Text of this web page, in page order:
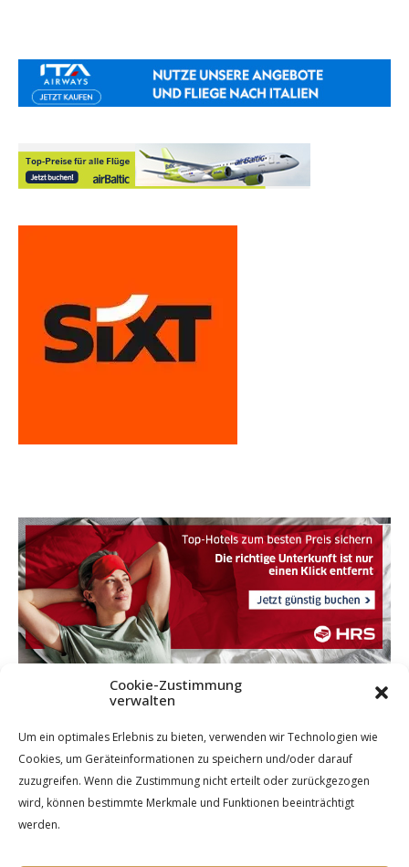
Cookie-Zustimmung
verwalten
Um ein optimales Erlebnis zu bieten, verwenden wir Technologien wie
Cookies, um Geräteinformationen zu speichern und/oder darauf
zuzugreifen. Wenn die Zustimmung nicht erteilt oder zurückgezogen
wird, können bestimmte Merkmale und Funktionen beeinträchtigt
werden.